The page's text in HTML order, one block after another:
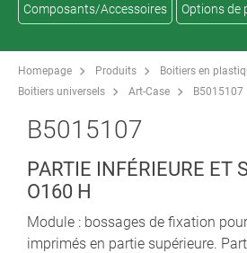
Composants/Accessoires Options de
Homepage Produits
Boitiers en
Boitiers universels
Art-Case B5015107
B5015107
PARTIE INFÉRIEURE ET
O160 H
Module : bossages de fixation
imprimés en partie supérieure.